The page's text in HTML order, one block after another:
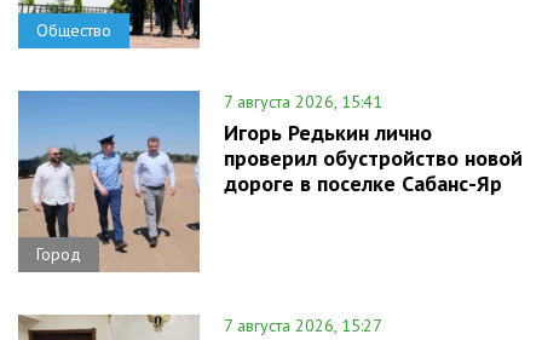
Общество
Город
7 августа 2026, 15:41
Игорь Редькин лично
проверил обустройство новой
дороге в поселке Сабанс-Яр
7 августа 2026, 15:27